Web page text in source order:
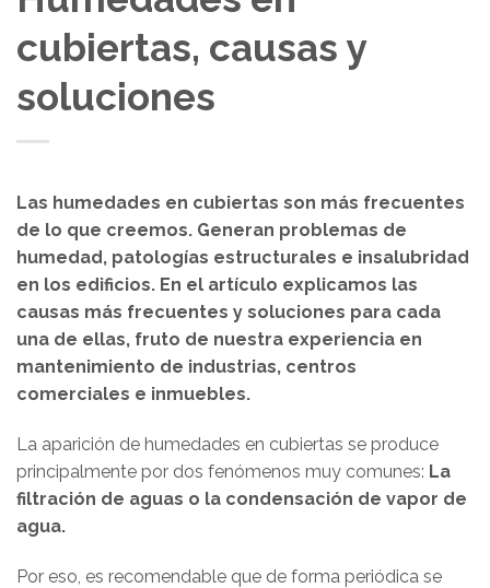
cubiertas, causas y
soluciones
Las humedades en cubiertas son más frecuentes
de lo que creemos. Generan problemas de
humedad, patologías estructurales e insalubridad
en los edificios. En el artículo explicamos las
causas más frecuentes y soluciones para cada
una de ellas, fruto de nuestra experiencia en
mantenimiento de industrias, centros
comerciales e inmuebles.
La aparición de humedades en cubiertas se produce
principalmente por dos fenómenos muy comunes: La
filtración de aguas o la condensación de vapor de
agua.
Por eso, es recomendable que de forma periódica se